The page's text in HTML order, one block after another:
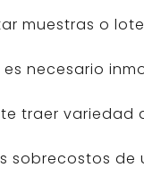
muestras o
es necesario
traer variedad
sobrecostos